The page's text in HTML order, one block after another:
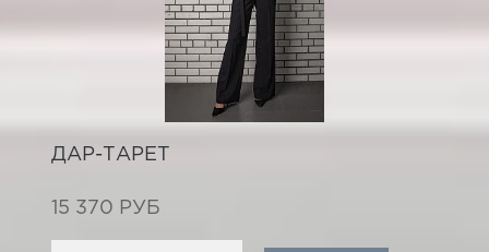
ДАР-ТАРЕТ
15 370 РУБ